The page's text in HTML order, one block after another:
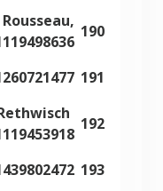
190
191
192
193